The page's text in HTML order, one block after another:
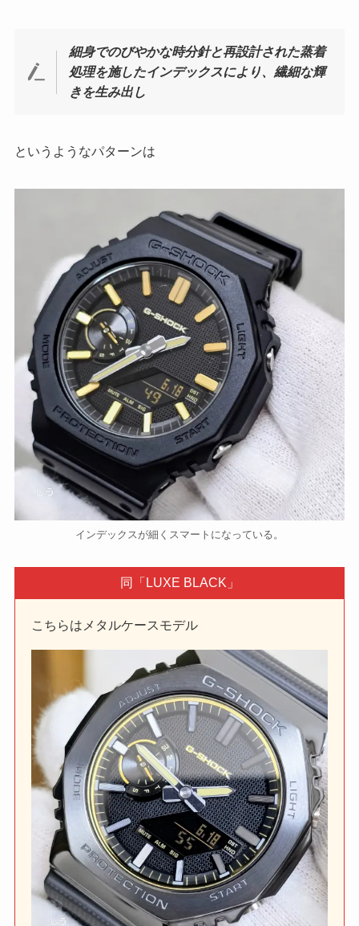
細身でのびやかな時分針と再設計された蒸着
処理を施したインデックスにより、繊細な輝
きを生み出し
というようなパターンは
インデックスが細くスマートになっている。
同「LUXE BLACK」
こちらはメタルケースモデル